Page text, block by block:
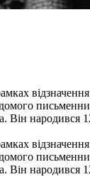
відзначення
Він народився
відзначення
Він народився